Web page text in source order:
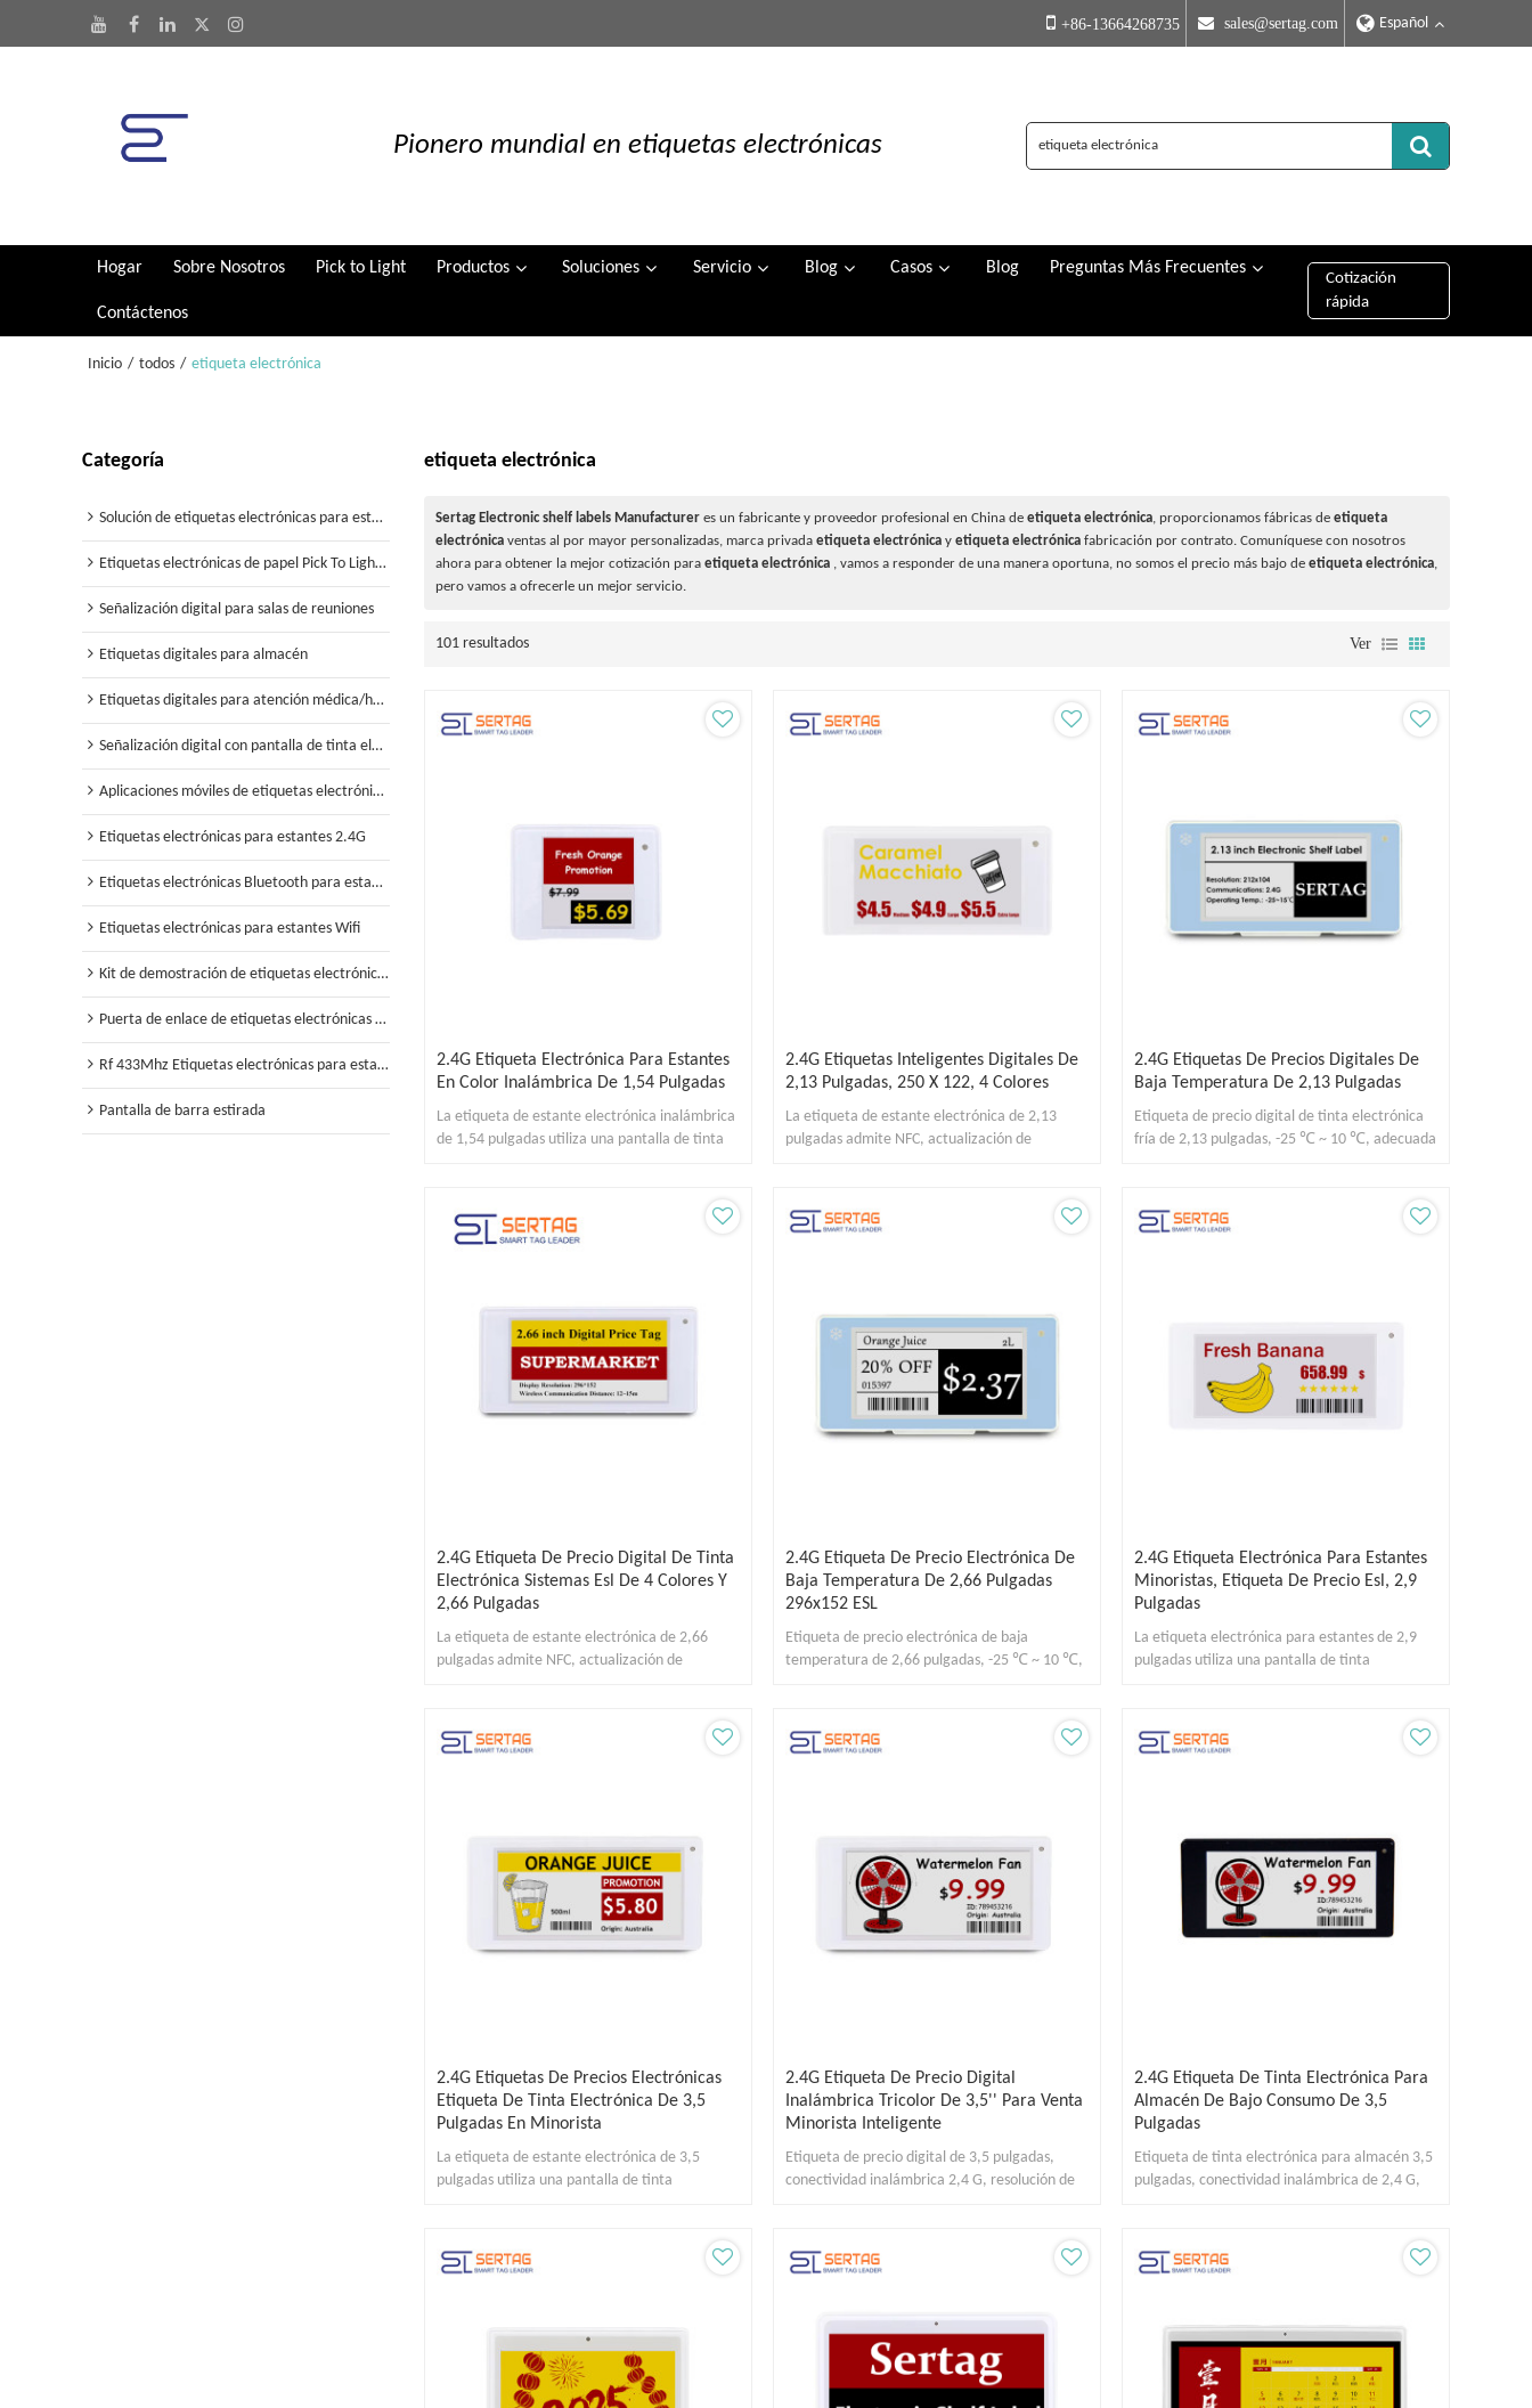
Español
+86-13664268735 sales@sertag.com
Pionero mundial en etiquetas electrónicas
Hogar Sobre Nosotros Pick to Light Productos Soluciones Servicio Blog Casos Blog Preguntas Más Frecuentes
Contáctenos
Cotización
rápida
Inicio / todos / etiqueta electrónica
Categoría
Solución de etiquetas electrónicas para estanterías minoristas
Etiquetas electrónicas de papel Pick To Light para almacén
Señalización digital para salas de reuniones
Etiquetas digitales para almacén
Etiquetas digitales para atención médica/hospital
Señalización digital con pantalla de tinta electrónica
Aplicaciones móviles de etiquetas electrónicas para estantes
Etiquetas electrónicas para estantes 2.4G
Etiquetas electrónicas Bluetooth para estantes
Etiquetas electrónicas para estantes Wifi
Kit de demostración de etiquetas electrónicas para estantes
Puerta de enlace de etiquetas electrónicas para estantes
Rf 433Mhz Etiquetas electrónicas para estantes
Pantalla de barra estirada
etiqueta electrónica
Sertag Electronic shelf labels Manufacturer es un fabricante y proveedor profesional en China de etiqueta electrónica , proporcionamos fábricas de etiqueta
electrónica ventas al por mayor personalizadas, marca privada etiqueta electrónica y etiqueta electrónica fabricación por contrato. Comuníquese con nosotros
ahora para obtener la mejor cotización para etiqueta electrónica , vamos a responder de una manera oportuna, no somos el precio más bajo de etiqueta electrónica
pero vamos a ofrecerle un mejor servicio.
101 resultados Ver
2.4G Etiqueta Electrónica Para Estantes
En Color Inalámbrica De 1,54 Pulgadas
La etiqueta de estante electrónica inalámbrica
de 1,54 pulgadas utiliza una pantalla de tinta
2.4G Etiquetas Inteligentes Digitales De
2,13 Pulgadas, 250 X 122, 4 Colores
La etiqueta de estante electrónica de 2,13
pulgadas admite NFC, actualización de
2.4G Etiquetas De Precios Digitales De
Baja Temperatura De 2,13 Pulgadas
Etiqueta de precio digital de tinta electrónica
fría de 2,13 pulgadas, -25 ℃ ~ 10 ℃, adecuada
2.4G Etiqueta De Precio Digital De Tinta
Electrónica Sistemas Esl De 4 Colores Y
2,66 Pulgadas
La etiqueta de estante electrónica de 2,66
pulgadas admite NFC, actualización de
2.4G Etiqueta De Precio Electrónica De
Baja Temperatura De 2,66 Pulgadas
296x152 ESL
Etiqueta de precio electrónica de baja
temperatura de 2,66 pulgadas, -25 ℃ ~ 10 ℃,
2.4G Etiqueta Electrónica Para Estantes
Minoristas, Etiqueta De Precio Esl, 2,9
Pulgadas
La etiqueta electrónica para estantes de 2,9
pulgadas utiliza una pantalla de tinta
2.4G Etiquetas De Precios Electrónicas
Etiqueta De Tinta Electrónica De 3,5
Pulgadas En Minorista
La etiqueta de estante electrónica de 3,5
pulgadas utiliza una pantalla de tinta
2.4G Etiqueta De Precio Digital
Inalámbrica Tricolor De 3,5'' Para Venta
Minorista Inteligente
Etiqueta de precio digital de 3,5 pulgadas,
conectividad inalámbrica 2,4 G, resolución de
2.4G Etiqueta De Tinta Electrónica Para
Almacén De Bajo Consumo De 3,5
Pulgadas
Etiqueta de tinta electrónica para almacén 3,5
pulgadas, conectividad inalámbrica de 2,4 G,